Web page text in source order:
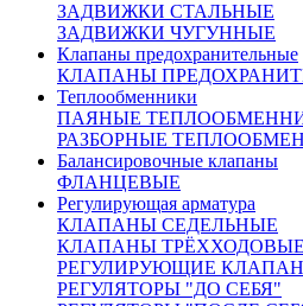
ЗАДВИЖКИ СТАЛЬНЫЕ
ЗАДВИЖКИ ЧУГУННЫЕ
Клапаны предохранительные
КЛАПАНЫ
Теплообменники
ПАЯНЫЕ
РАЗБОРНЫЕ
Балансировочные клапаны
ФЛАНЦЕВЫЕ
Регулирующая арматура
КЛАПАНЫ СЕДЕЛЬНЫЕ
КЛАПАНЫ ТРЁХХОДОВЫЕ
РЕГУЛИРУЮЩИЕ
РЕГУЛЯТОРЫ "ДО СЕБЯ"
Электропневматические
Насосы
Мембранные баки
Нержавеющая арматура
Арт. 700627